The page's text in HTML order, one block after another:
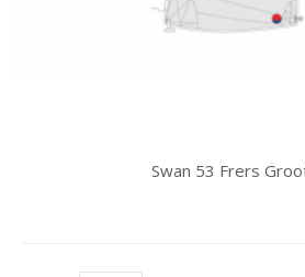
Swan 53 Frers